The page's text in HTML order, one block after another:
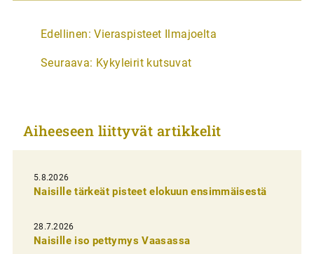
A
t
k
e
l
i
e
n
Edellinen: Vieraspisteet Ilmajoelta
Seuraava: Kykyleirit kutsuvat
Aiheeseen liittyvät artikkelit
5.8.2026
Naisille tärkeät pisteet elokuun ensimmäisestä
28.7.2026
Naisille iso pettymys Vaasassa